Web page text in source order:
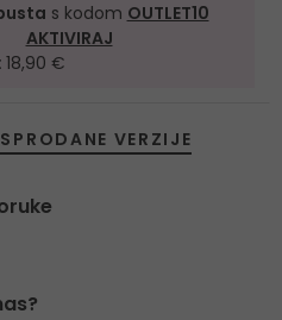
s kodom OUTLET10
AKTIVIRAJ
18,90 €
VERZIJE